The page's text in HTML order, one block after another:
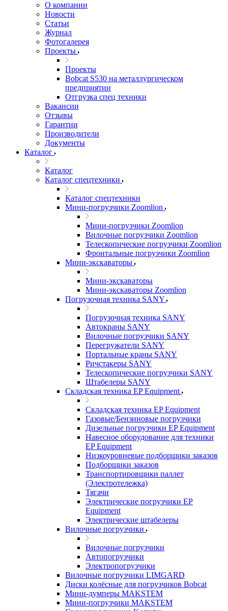
О компании
Новости
Статьи
Журнал
Фотогалерея
Проекты
Проекты
Bobcat S530 на металлургическом
предприятии
Отгрузка спец техники
Вакансии
Отзывы
Гарантии
Производители
Документы
Каталог
Каталог
Каталог спецтехники
Каталог спецтехники
Мини-погрузчики Zoomlion
Мини-погрузчики Zoomlion
Вилочные погрузчики Zoomlion
Телескопические погрузчики Zoomlion
Фронтальные погрузчики Zoomlion
Мини-экскаваторы
Мини-экскаваторы
Мини-экскаваторы Zoomlion
Погрузочная техника SANY
Погрузочная техника SANY
Автокраны SANY
Вилочные погрузчики SANY
Перегружатели SANY
Портальные краны SANY
Ричстакеры SANY
Телескопические погрузчики SANY
Штабелеры SANY
Складская техника EP Equipment
Складская техника EP Equipment
Газовые/Бензиновые погрузчики
Дизельные погрузчики EP Equipment
Навесное оборудование для техники
EP Equipment
Низкоуровневые подборщики заказов
Подборщики заказов
Транспортировщики паллет
(Электротележка)
Тягачи
Электрические погрузчики EP
Equipment
Электрические штабелеры
Вилочные погрузчики
Вилочные погрузчики
Автопогрузчики
Электропогрузчики
Вилочные погрузчики LIMGARD
Диски колёсные для погрузчиков Bobcat
Мини-думперы MAKSTEM
Мини-погрузчики MAKSTEM